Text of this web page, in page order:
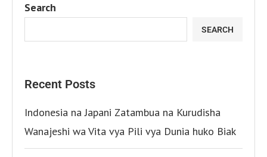
Search
SEARCH
Recent Posts
Indonesia na Japani Zatambua na Kurudisha
Wanajeshi wa Vita vya Pili vya Dunia huko Biak